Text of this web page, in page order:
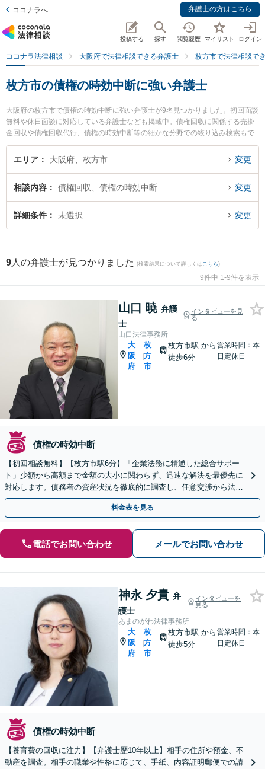
ココナラへ 弁護士の方はこちら
投稿する 探す 閲覧履歴 マイリスト ログイン
ココナラ法律相談 大阪府で法律相談できる弁護士 枚方市で法律相談で
枚方市の債権の時効中断に強い弁護士
大阪府の枚方市で債権の時効中断に強い弁護士が9名見つかりました。初回面談
無料や休日面談に対応している弁護士なども掲載中。債権回収に関係する売掛
金回収や債権回収代行、債権の時効中断等の細かな分野での絞り込み検索もで
き便利です。特に山口法律事務所の山口 暁弁護士やあまのがわ法律事務所の神
永 夕貴弁護士、弁護士法人ひらかたエール法律事務所の入江 祥大弁護士のプロ
『債権の時効中断のトラブル解決の実績豊富な近くの弁護士を検索したい』
『初回相談無料で債権の時効中断を法律相談できる枚方市内の弁護士に相談予
約したい』などでお困りの相談者さんにおすすめです。
エリア 大阪府、枚方市 変更
相談内容 債権回収、債権の時効中断 変更
詳細条件 未選択 変更
9 人の弁護士が見つかりました (検索結果について詳しくは こちら)
9件中 1-9件を表示
山口 暁 弁護
士
インタビューを見
る
山口法律事務所
大
阪
府
|
枚
方
市
枚方市駅 から
徒歩6分
営業時間：本
日定休日
債権の時効中断
【初回相談無料】【枚方市駅6分】「企業法務に精通した総合サポー
ト」少額から高額まで金額の大小に関わらず、迅速な解決を最優先に
対応します。債務者の資産状況を徹底的に調査し、任意交渉から法的
手続きまで最適な回収方法をご提案【休日・夜間相談可】
料金表を見る
電話でお問い合わせ メールでお問い合わせ
神永 夕貴 弁
護士
インタビューを
見る
あまのがわ法律事務所
大
阪
府
|
枚
方
市
枚方市駅 から
徒歩5分
営業時間：本
日定休日
債権の時効中断
【養育費の回収に注力】【弁護士歴10年以上】相手の住所や預金、不
動産を調査。相手の職業や性格に応じて、手紙、内容証明郵便での請